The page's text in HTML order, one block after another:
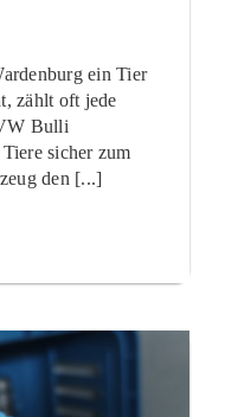
ein Tier
zählt oft jede
Bulli
sicher zum
den [...]